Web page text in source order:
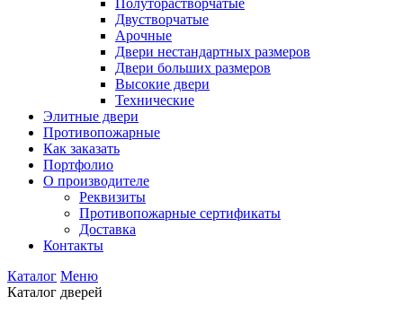
Полуторастворчатые
Двустворчатые
Арочные
Двери нестандартных размеров
Двери больших размеров
Высокие двери
Технические
Элитные двери
Противопожарные
Как заказать
Портфолио
О производителе
Реквизиты
Противопожарные сертификаты
Доставка
Контакты
Каталог Меню
Каталог дверей